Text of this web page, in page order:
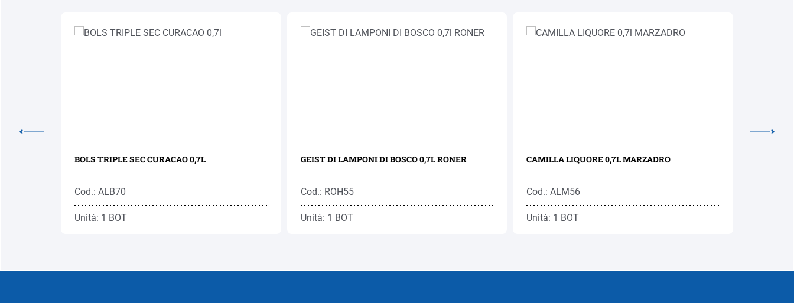
BOLS TRIPLE SEC CURACAO 0,7L
Cod.: ALB70
Unità: 1 BOT
GEIST DI LAMPONI DI BOSCO 0,7L RONER
Cod.: ROH55
Unità: 1 BOT
CAMILLA LIQUORE 0,7L MARZADRO
Cod.: ALM56
Unità: 1 BOT